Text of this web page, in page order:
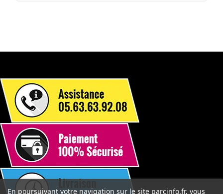
En poursuivant votre navigation sur le site parcinfo.fr, vous